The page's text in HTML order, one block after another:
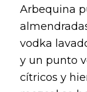
Arbequina
vodka
y un punto
cítricos y